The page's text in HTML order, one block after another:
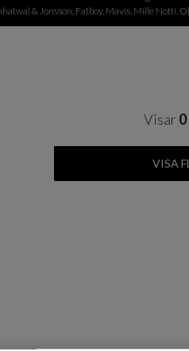
& Jonsson, Fatboy, Mavis, Mille Notti,
Visar 0
VISA